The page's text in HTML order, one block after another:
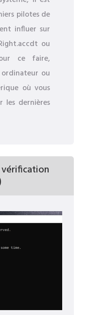
pilotes de
influer sur
ou
ce faire,
ou
où vous
les dernières